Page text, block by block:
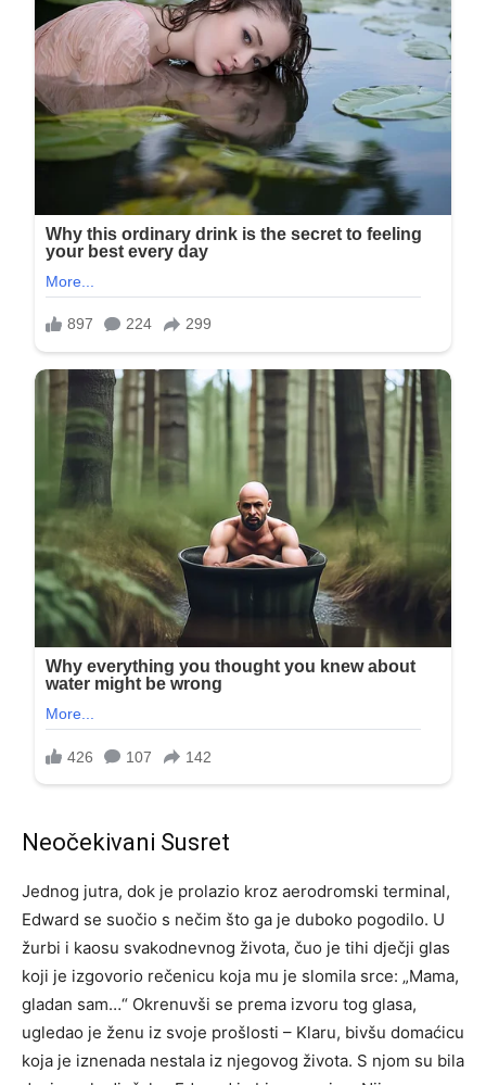
Neočekivani Susret
Jednog jutra, dok je prolazio kroz aerodromski terminal,
Edward se suočio s nečim što ga je duboko pogodilo. U
žurbi i kaosu svakodnevnog života, čuo je tihi dječji glas
koji je izgovorio rečenicu koja mu je slomila srce: „Mama,
gladan sam…“ Okrenuvši se prema izvoru tog glasa,
ugledao je ženu iz svoje prošlosti – Klaru, bivšu domaćicu
koja je iznenada nestala iz njegovog života. S njom su bila